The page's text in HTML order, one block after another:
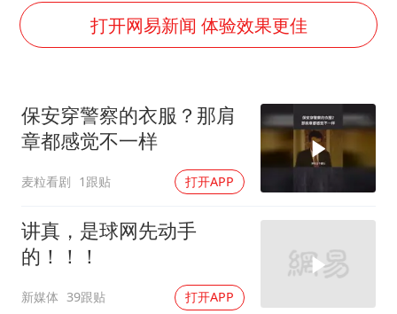
上半年国内居民出游人次34.63亿
美国最大水库水位降至有记录以来最低
刘浩存百花奖开幕式红裙起舞
店主称换“青海拉面”招牌后生意更好
张本智和：零封向鹏不意外
习近平心系体育强国建设
打开网易新闻 体验效果更佳
保安穿警察的衣服？那肩
章都感觉不一样
麦粒看剧 1跟贴 打开APP
讲真，是球网先动手
的！！！
新媒体 39跟贴 打开APP